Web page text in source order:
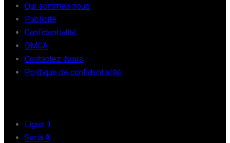
Qui sommes nous
Publicité
Confidentialité
DMCA
Contactez-Nous
Politique de confidentialité
Ligue 1
Seria A